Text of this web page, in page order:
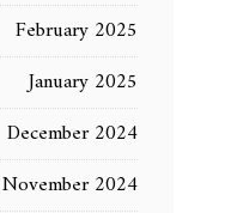
February 2025
January 2025
December 2024
November 2024